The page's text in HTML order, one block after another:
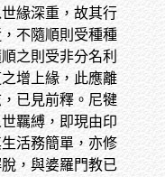
緣深重，故其行
不隨順則受種種
之則受非分名利
增上緣，此應離
已見前釋。尼犍
羈縛，即現由印
活務簡單，亦修
，與婆羅門教已